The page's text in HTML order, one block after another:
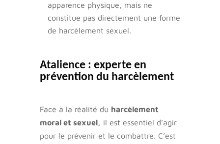
apparence physique, mais ne
constitue pas directement une forme
de harcèlement sexuel.
Atalience : experte en
prévention du harcèlement
Face à la réalité du harcèlement
moral et sexuel, il est essentiel d’agir
pour le prévenir et le combattre. C’est